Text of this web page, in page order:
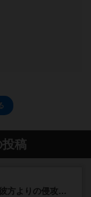
稿
サイズ -大鎌戦役-：彼方よりの侵攻（拡張）